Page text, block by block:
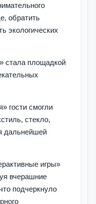
обратить
экологических
стала площадкой
гости смогли
стекло,
дальнейшей
игры»
вчерашние
подчеркнуло